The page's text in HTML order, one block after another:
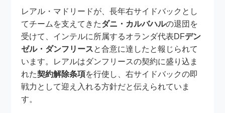
レアル・マドリードが、長年右サイドバックとし
てチームを支えてきたダニ・カルバハルの退団を
受けて、インテルに所属するオランダ代表DFデン
ゼル・ダンフリースと合意に達したと報じられて
います。レアルはダンフリースの契約に盛り込ま
れた契約解除条項を行使し、右サイドバックの即
戦力として迎え入れる方針だと伝えられていま
す。